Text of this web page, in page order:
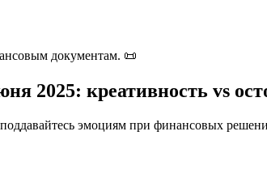
документам. 📜
2025: креативность vs
эмоциям при финансовых